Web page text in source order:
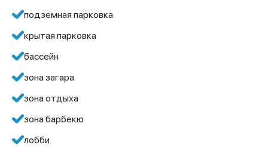
подземная парковка
крытая парковка
бассейн
зона загара
зона отдыха
зона барбекю
лобби